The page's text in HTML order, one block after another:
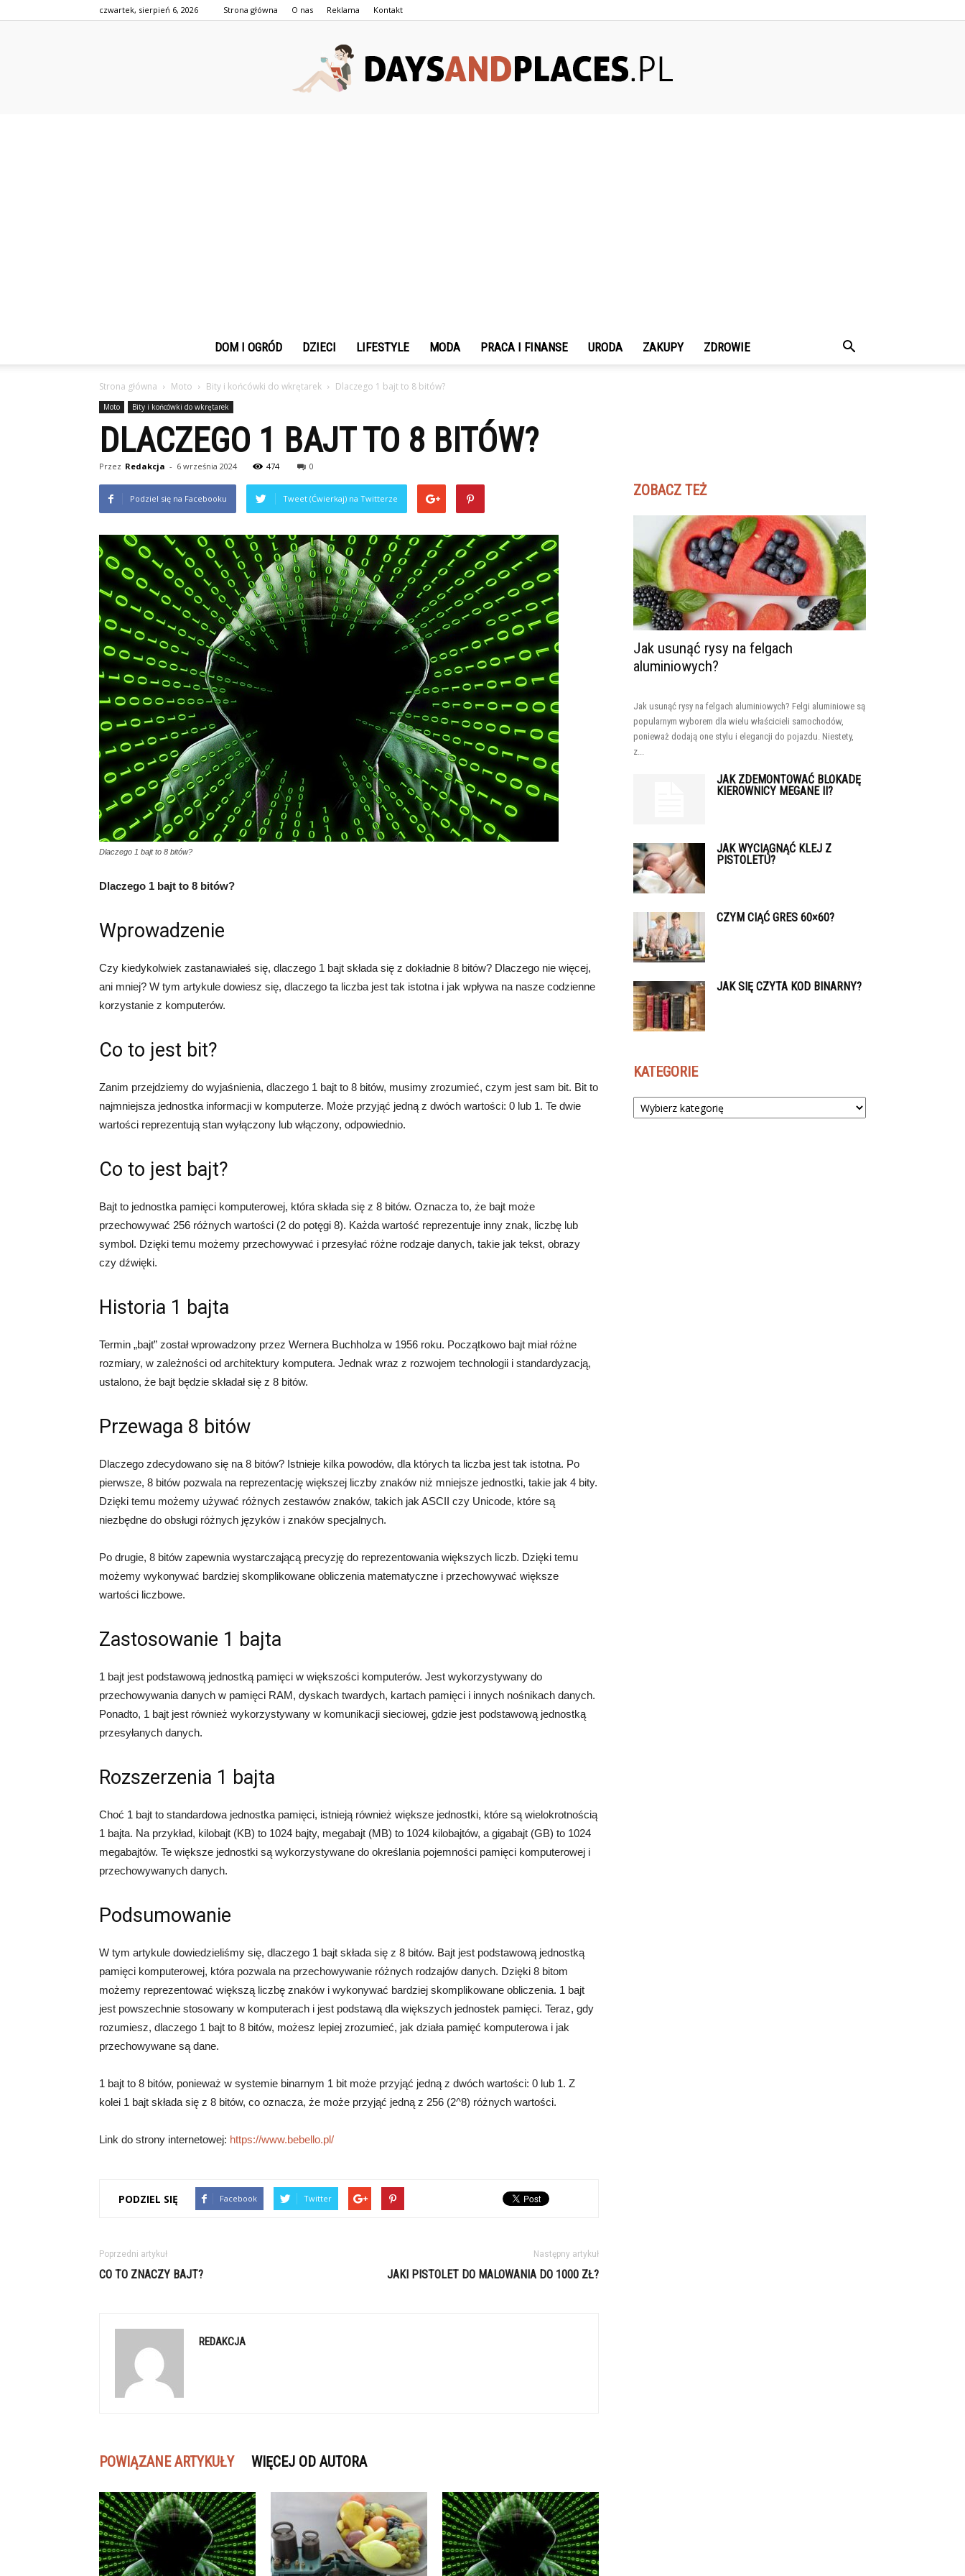
czwartek, sierpień 6, 2026 Strona główna O nas Reklama Kontakt
DOM I OGRÓD DZIECI LIFESTYLE MODA PRACA I FINANSE URODA ZAKUPY ZDROWIE
Strona główna Moto Bity i końcówki do wkrętarek Dlaczego 1 bajt to 8 bitów?
Moto Bity i końcówki do wkrętarek
DLACZEGO 1 BAJT TO 8 BITÓW?
Przez Redakcja - 6 września 2024 474 0
Podziel się na Facebooku Tweet (Ćwierkaj) na Twitterze
Dlaczego 1 bajt to 8 bitów?
Dlaczego 1 bajt to 8 bitów?
Wprowadzenie
Czy kiedykolwiek zastanawiałeś się, dlaczego 1 bajt składa się z dokładnie 8 bitów? Dlaczego nie więcej,
ani mniej? W tym artykule dowiesz się, dlaczego ta liczba jest tak istotna i jak wpływa na nasze codzienne
korzystanie z komputerów.
Co to jest bit?
Zanim przejdziemy do wyjaśnienia, dlaczego 1 bajt to 8 bitów, musimy zrozumieć, czym jest sam bit. Bit to
najmniejsza jednostka informacji w komputerze. Może przyjąć jedną z dwóch wartości: 0 lub 1. Te dwie
wartości reprezentują stan wyłączony lub włączony, odpowiednio.
Co to jest bajt?
Bajt to jednostka pamięci komputerowej, która składa się z 8 bitów. Oznacza to, że bajt może
przechowywać 256 różnych wartości (2 do potęgi 8). Każda wartość reprezentuje inny znak, liczbę lub
symbol. Dzięki temu możemy przechowywać i przesyłać różne rodzaje danych, takie jak tekst, obrazy
czy dźwięki.
Historia 1 bajta
Termin „bajt” został wprowadzony przez Wernera Buchholza w 1956 roku. Początkowo bajt miał różne
rozmiary, w zależności od architektury komputera. Jednak wraz z rozwojem technologii i standardyzacją,
ustalono, że bajt będzie składał się z 8 bitów.
Przewaga 8 bitów
Dlaczego zdecydowano się na 8 bitów? Istnieje kilka powodów, dla których ta liczba jest tak istotna. Po
pierwsze, 8 bitów pozwala na reprezentację większej liczby znaków niż mniejsze jednostki, takie jak 4 bity.
Dzięki temu możemy używać różnych zestawów znaków, takich jak ASCII czy Unicode, które są
niezbędne do obsługi różnych języków i znaków specjalnych.
Po drugie, 8 bitów zapewnia wystarczającą precyzję do reprezentowania większych liczb. Dzięki temu
możemy wykonywać bardziej skomplikowane obliczenia matematyczne i przechowywać większe
wartości liczbowe.
Zastosowanie 1 bajta
1 bajt jest podstawową jednostką pamięci w większości komputerów. Jest wykorzystywany do
przechowywania danych w pamięci RAM, dyskach twardych, kartach pamięci i innych nośnikach danych.
Ponadto, 1 bajt jest również wykorzystywany w komunikacji sieciowej, gdzie jest podstawową jednostką
przesyłanych danych.
Rozszerzenia 1 bajta
Choć 1 bajt to standardowa jednostka pamięci, istnieją również większe jednostki, które są wielokrotnością
1 bajta. Na przykład, kilobajt (KB) to 1024 bajty, megabajt (MB) to 1024 kilobajtów, a gigabajt (GB) to 1024
megabajtów. Te większe jednostki są wykorzystywane do określania pojemności pamięci komputerowej i
przechowywanych danych.
Podsumowanie
W tym artykule dowiedzieliśmy się, dlaczego 1 bajt składa się z 8 bitów. Bajt jest podstawową jednostką
pamięci komputerowej, która pozwala na przechowywanie różnych rodzajów danych. Dzięki 8 bitom
możemy reprezentować większą liczbę znaków i wykonywać bardziej skomplikowane obliczenia. 1 bajt
jest powszechnie stosowany w komputerach i jest podstawą dla większych jednostek pamięci. Teraz, gdy
rozumiesz, dlaczego 1 bajt to 8 bitów, możesz lepiej zrozumieć, jak działa pamięć komputerowa i jak
przechowywane są dane.
1 bajt to 8 bitów, ponieważ w systemie binarnym 1 bit może przyjąć jedną z dwóch wartości: 0 lub 1. Z
kolei 1 bajt składa się z 8 bitów, co oznacza, że może przyjąć jedną z 256 (2^8) różnych wartości.
Link do strony internetowej: https://www.bebello.pl/
PODZIEL SIĘ Facebook Twitter
Poprzedni artykuł
CO TO ZNACZY BAJT?
Następny artykuł
JAKI PISTOLET DO MALOWANIA DO 1000 ZŁ?
REDAKCJA
POWIĄZANE ARTYKUŁY WIĘCEJ OD AUTORA
ZOBACZ TEŻ
Jak usunąć rysy na felgach
aluminiowych?
Jak usunąć rysy na felgach aluminiowych? Felgi aluminiowe są
popularnym wyborem dla wielu właścicieli samochodów,
ponieważ dodają one stylu i elegancji do pojazdu. Niestety,
z...
JAK ZDEMONTOWAĆ BLOKADĘ
KIEROWNICY MEGANE II?
JAK WYCIĄGNĄĆ KLEJ Z
PISTOLETU?
CZYM CIĄĆ GRES 60×60?
JAK SIĘ CZYTA KOD BINARNY?
KATEGORIE
Kategorie